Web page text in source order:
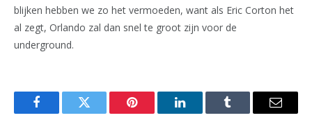
blijken hebben we zo het vermoeden, want als Eric Corton het
al zegt, Orlando zal dan snel te groot zijn voor de
underground.
FacebookTwitter Pinterest LinkedInTumblr Email